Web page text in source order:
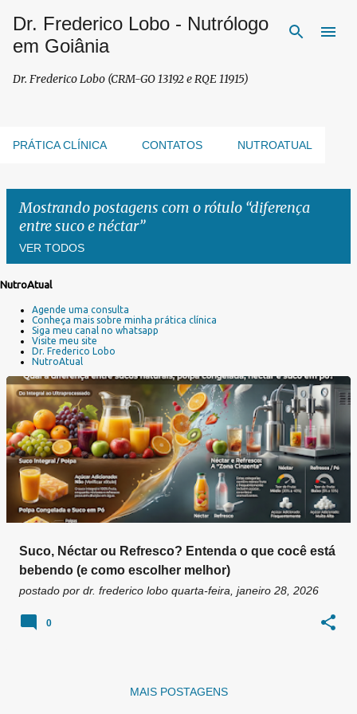
Pular para o conteúdo principal
Dr. Frederico Lobo - Nutrólogo
em Goiânia
Dr. Frederico Lobo (CRM-GO 13192 e RQE 11915)
PRÁTICA CLÍNICA CONTATOS NUTROATUAL
Mostrando postagens com o rótulo diferença
entre suco e néctar
VER TODOS
g
e
n
NutroAtual
Agende uma consulta
Conheça mais sobre minha prática clínica
Siga meu canal no whatsapp
Visite meu site
Dr. Frederico Lobo
NutroAtual
Suco, Néctar ou Refresco? Entenda o que cocê está
bebendo (e como escolher melhor)
postado por dr. frederico lobo quarta-feira, janeiro 28, 2026
0
MAIS POSTAGENS